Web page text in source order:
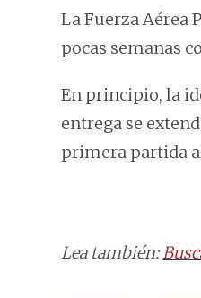
La Fuerza Aérea
pocas semanas
En principio, la
entrega se
primera partida
Lea también: